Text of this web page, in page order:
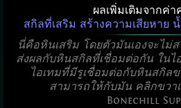
ผลเพิ่มเติมจากค่
สกิลที่เสริม สร้างความเสียหาย
นี่คือหินเสริม โดยตัวมันเองจะไม่
ส่งผลกับหินสกิลที่เชื่อมต่อกัน ใน
ไอเทมที่มีรูเชื่อมต่อกับหินสกิล
สามารถให้กับมัน คลิกขวา
Bonechill